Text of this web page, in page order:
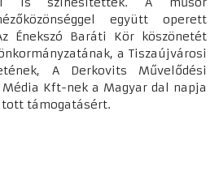
együtt operett
Énekszó Baráti Kör köszönetét
a Tiszaújvárosi
A Derkovits Művelődési
Média Kft-nek a Magyar dal napja
támogatásért.